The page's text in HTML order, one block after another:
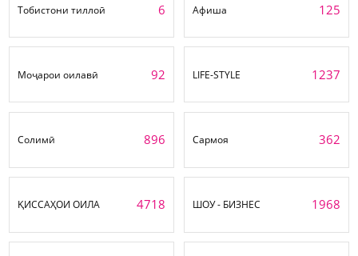
Тобистони тиллоӣ 6 Афиша 125
Моҷарои оилавӣ 92 LIFE-STYLE 1237
Солимӣ 896 Сармоя 362
ҚИССАҲОИ ОИЛА 4718 ШОУ - БИЗНЕС 1968